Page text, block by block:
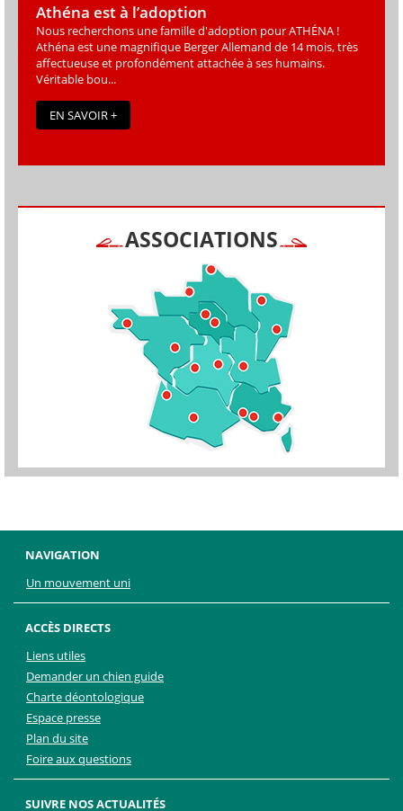
Athéna est à l’adoption
Nous recherchons une famille d'adoption pour ATHÉNA !
Athéna est une magniﬁque Berger Allemand de 14 mois, très
affectueuse et profondément attachée à ses humains.
Véritable bou...
EN SAVOIR +
ASSOCIATIONS
NAVIGATION
Un mouvement uni
ACCÈS DIRECTS
Liens utiles
Demander un chien guide
Charte déontologique
Espace presse
Plan du site
Foire aux questions
SUIVRE NOS ACTUALITÉS